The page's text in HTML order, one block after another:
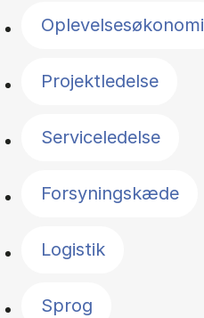
Oplevelsesøkonomi
Projektledelse
Serviceledelse
Forsyningskæde
Logistik
Sprog